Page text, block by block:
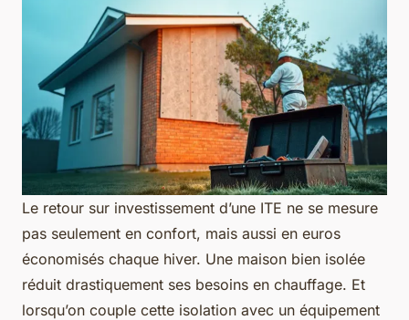
Le retour sur investissement d’une ITE ne se mesure
pas seulement en confort, mais aussi en euros
économisés chaque hiver. Une maison bien isolée
réduit drastiquement ses besoins en chauffage. Et
lorsqu’on couple cette isolation avec un équipement